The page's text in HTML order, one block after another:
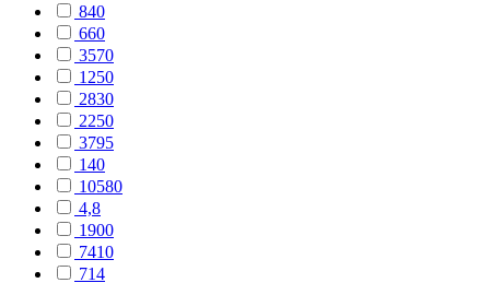
840
660
3570
1250
2830
2250
3795
140
10580
4,8
1900
7410
714